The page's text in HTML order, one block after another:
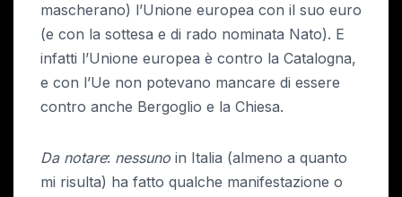
mascherano) l’Unione europea con il suo euro
(e con la sottesa e di rado nominata Nato). E
infatti l’Unione europea è contro la Catalogna,
e con l’Ue non potevano mancare di essere
contro anche Bergoglio e la Chiesa.
Da notare: nessuno in Italia (almeno a quanto
mi risulta) ha fatto qualche manifestazione o